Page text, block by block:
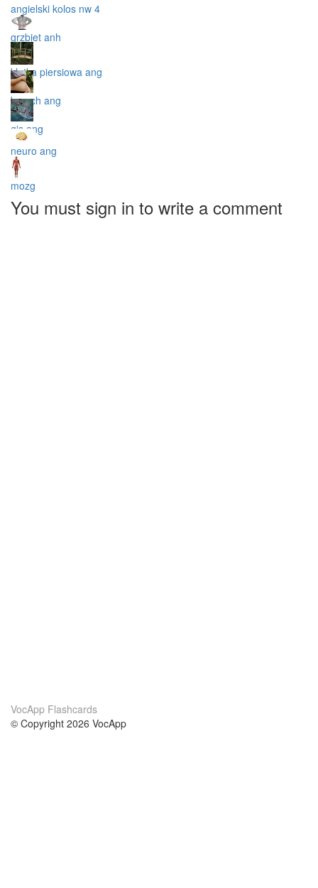
angielski kolos nw 4
grzbiet anh
klatka piersiowa ang
brzuch ang
gis ang
neuro ang
mozg
You must sign in to write a comment
VocApp Flashcards
© Copyright 2026 VocApp